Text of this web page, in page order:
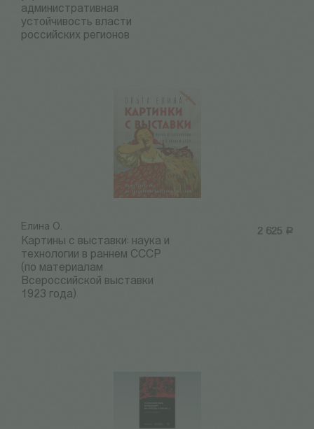
административная
устойчивость власти
российских регионов
2 625 Р
Елина О.
Картины с выставки: наука и
технологии в раннем СССР
(по материалам
Всероссийской выставки
1923 года)